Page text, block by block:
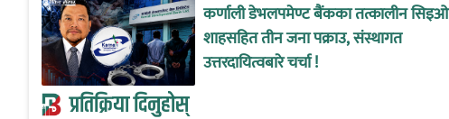
कर्णाली डेभलपमेण्ट बैंकका तत्कालीन सिइओ
शाहसहित तीन जना पक्राउ, संस्थागत
उत्तरदायित्वबारे चर्चा !
प्रतिक्रिया दिनुहोस्